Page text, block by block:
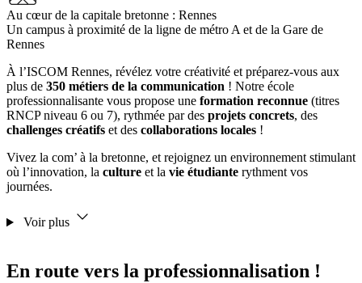
Au cœur de la capitale bretonne : Rennes
Un campus à proximité de la ligne de métro A et de la Gare de
Rennes
À l’ISCOM Rennes, révélez votre créativité et préparez-vous aux
plus de 350 métiers de la communication ! Notre école
professionnalisante vous propose une formation reconnue (titres
RNCP niveau 6 ou 7), rythmée par des projets concrets, des
challenges créatifs et des collaborations locales !
Vivez la com’ à la bretonne, et rejoignez un environnement stimulant
où l’innovation, la culture et la vie étudiante rythment vos
journées.
Voir plus
En route vers la professionnalisation !